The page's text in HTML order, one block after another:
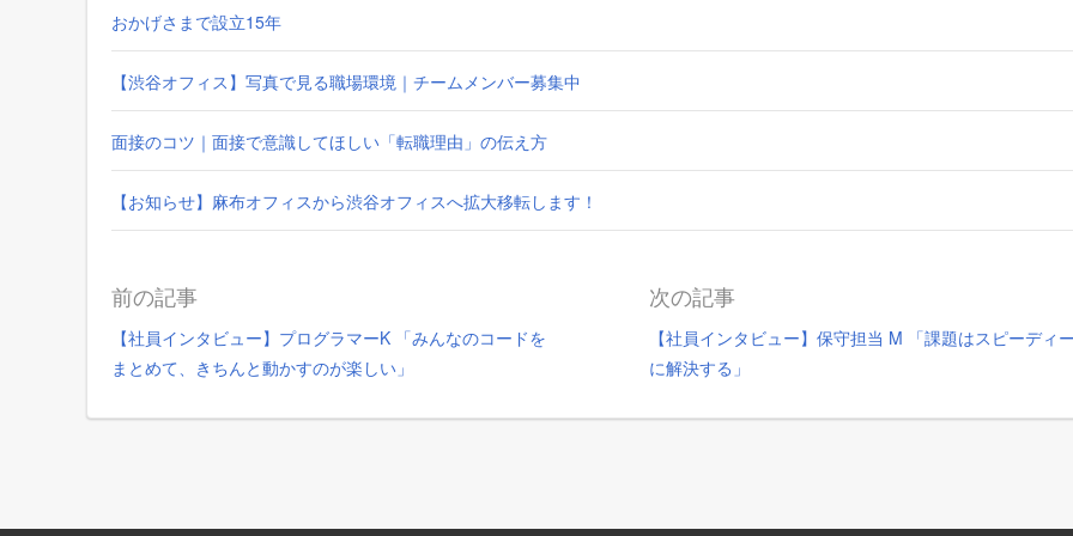
おかげさまで設立15年
【渋谷オフィス】写真で見る職場環境｜チームメンバー募集中
面接のコツ｜面接で意識してほしい「転職理由」の伝え方
【お知らせ】麻布オフィスから渋谷オフィスへ拡大移転します！
次の記事
【社員インタビュー】保守担当 M 「課題はスピーディ
に解決する」
前の記事
【社員インタビュー】プログラマーK 「みんなのコードを
まとめて、きちんと動かすのが楽しい」